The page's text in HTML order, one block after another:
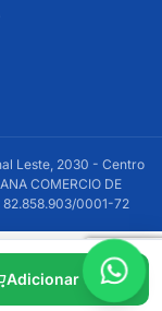
Leste, 2030 - Centro
COMERCIO DE
82.858.903/0001-72
Adicionar